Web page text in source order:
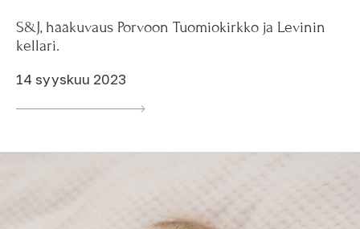
S&J, hääkuvaus Porvoon Tuomiokirkko ja Levinin
kellari.
14 syyskuu 2023